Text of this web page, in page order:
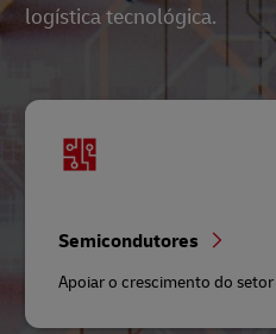
logística tecnológica.
Semicondutores
Apoiar o crescimento do